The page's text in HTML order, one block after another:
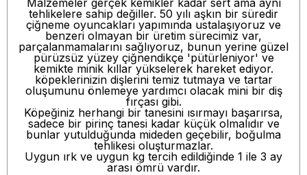
tehlikelere sahip değiller. 50 yılı aşkın bir süredir
çiğneme oyuncakları yapımında ustalaşıyoruz ve
benzeri olmayan bir üretim sürecimiz var,
parçalanmamalarını sağlıyoruz, bunun yerine güzel
pürüzsüz yüzey çiğnendikçe 'pütürleniyor' ve
kemikte minik kıllar yükselerek hareket ediyor.
köpeklerinizin dişlerini temiz tutmaya ve tartar
oluşumunu önlemeye yardımcı olacak mini bir diş
fırçası gibi.
Köpeğiniz herhangi bir tanesini ısırmayı başarırsa,
sadece bir pirinç tanesi kadar küçük olmalıdır ve
bunlar yutulduğunda mideden geçebilir, boğulma
tehlikesi oluşturmazlar.
Uygun ırk ve uygun kg tercih edildiğinde 1 ile 3 ay
arası ömrü vardır.